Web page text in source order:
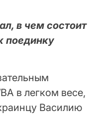
в чем состоит
поединку
в легком весе,
Василию